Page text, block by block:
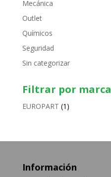
Mecánica
Outlet
Químicos
Seguridad
Sin categorizar
Filtrar por marca
EUROPART (1)
Información